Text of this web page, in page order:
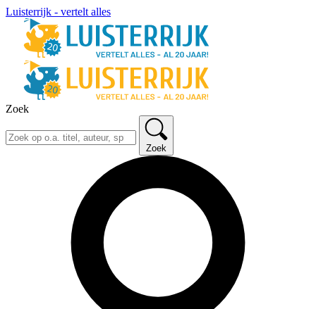
Luisterrijk - vertelt alles
Zoek
Zoek